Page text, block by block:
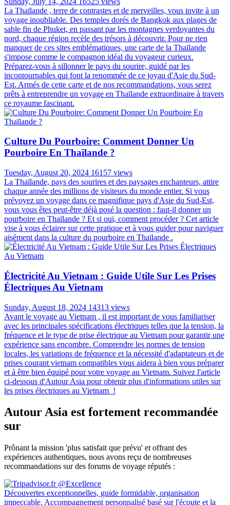
La Thaïlande, avec ses plages paradisiaques, sa cuisine exquise et sa
riche culture, attire chaque année des millions de voyageurs du
monde entier. Pour beaucoup, l'idée de partir à l'aventure sans
contrainte de retour est séduisante. Cependant, la question se pose :
est-il vraiment possible de voyager sans billet retour en Thaïlande ?
Découvrons ensemble la réponse avec Autour Asia dans l'article ci-
dessous !
Bagage En Avion En Thaïlande: Guide Complet
Pour Préparer Votre Voyage
La Thaïlande, avec ses plages de sable fin, ses temples majestueux
et sa cuisine exotique, est une destination de rêve pour de nombreux
voyageurs. Cependant, avant de vous envoler vers ce pays aux mille
concernant les bagages en avion pour la Thaïlande peuvent différer
de celles auxquelles vous êtes habitué, et une bonne préparation
vous évitera bien des tracas à l'aéroport. Découvrons les
réglementations spécifiques concernant le bagage en avion en
Thaïlande dans le guide complet ci-dessous !
Carte Thaïlande: Les Sites Incontournables Pour
Votre Voyage En Thaïlande
Sunday, July 14, 2024 16525 views
La Thaïlande , terre de contrastes et de merveilles, vous invite à un
sable fin de Phuket, en passant par les montagnes verdoyantes du
nord, chaque région recèle des trésors à découvrir. Pour ne rien
manquer de ces sites emblématiques, une carte de la Thaïlande
s'impose comme le compagnon idéal du voyageur curieux.
Préparez-vous à sillonner le pays du sourire, guidé par les
incontournables qui font la renommée de ce joyau d'Asie du Sud-
Est. Armés de cette carte et de nos recommandations, vous serez
prêts à entreprendre un voyage en Thaïlande extraordinaire à travers
ce royaume fascinant.
Culture Du Pourboire: Comment Donner Un
Tuesday, August 20, 2024
16157 views
La Thaïlande, pays des sourires et des paysages enchanteurs, attire
chaque année des millions de visiteurs du monde entier. Si vous
prévoyez un voyage dans ce magnifique pays d'Asie du Sud-Est,
vous vous êtes peut-être déjà posé la question : faut-il donner un
pourboire en Thaïlande ? Et si oui, comment procéder ? Cet article